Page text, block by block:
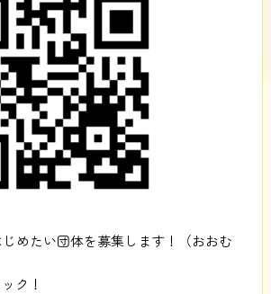
めたい団体を募集します！（おおむ
ク！